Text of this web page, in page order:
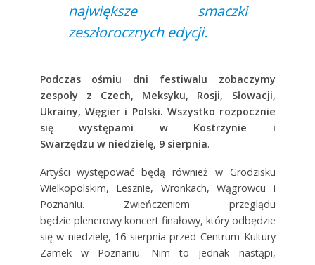
największe smaczki
zeszłorocznych edycji.
Podczas ośmiu dni festiwalu zobaczymy
zespoły z Czech, Meksyku, Rosji, Słowacji,
Ukrainy, Węgier i Polski. Wszystko rozpocznie
się występami w Kostrzynie i
Swarzędzu w niedzielę, 9 sierpnia.
Artyści występować będą również w Grodzisku
Wielkopolskim, Lesznie, Wronkach, Wągrowcu i
Poznaniu. Zwieńczeniem przeglądu
będzie plenerowy koncert finałowy, który odbędzie
się w niedzielę, 16 sierpnia przed Centrum Kultury
Zamek w Poznaniu. Nim to jednak nastąpi,